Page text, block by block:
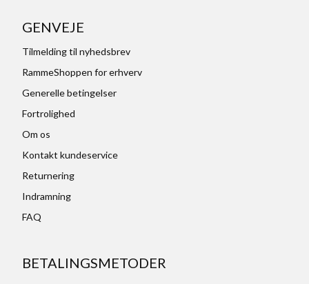
GENVEJE
Tilmelding til nyhedsbrev
RammeShoppen for erhverv
Generelle betingelser
Fortrolighed
Om os
Kontakt kundeservice
Returnering
Indramning
FAQ
BETALINGSMETODER